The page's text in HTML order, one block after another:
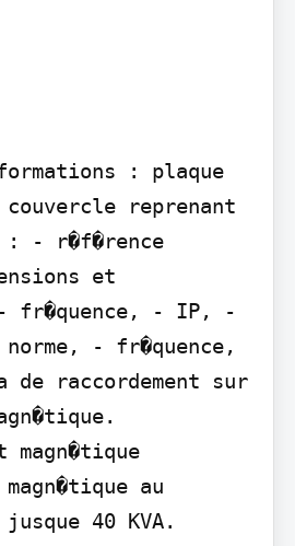
: plaque
reprenant
: - r�f�rence
et
fr�quence, - IP, -
- fr�quence,
de raccordement sur
au
40 KVA.